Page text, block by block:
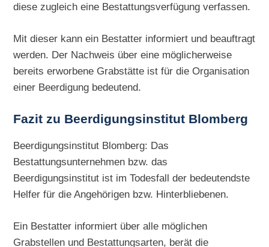
diese zugleich eine Bestattungsverfügung verfassen.
Mit dieser kann ein Bestatter informiert und beauftragt
werden. Der Nachweis über eine möglicherweise
bereits erworbene Grabstätte ist für die Organisation
einer Beerdigung bedeutend.
Fazit zu Beerdigungsinstitut Blomberg
Beerdigungsinstitut Blomberg: Das
Bestattungsunternehmen bzw. das
Beerdigungsinstitut ist im Todesfall der bedeutendste
Helfer für die Angehörigen bzw. Hinterbliebenen.
Ein Bestatter informiert über alle möglichen
Grabstellen und Bestattungsarten, berät die